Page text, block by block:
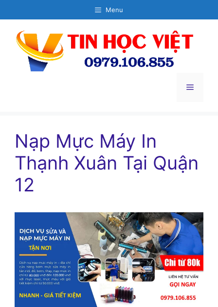
đến
dung
Menu
Menu
Nạp Mực Máy In
Thạnh Xuân Tại Quận
12